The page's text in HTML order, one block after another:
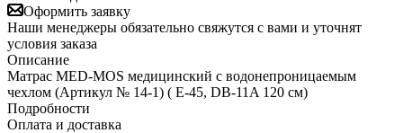
Оформить заявку
Наши менеджеры обязательно свяжутся с вами и уточнят
условия заказа
Описание
Матрас MED-MOS медицинский с водонепроницаемым
чехлом (Артикул № 14-1) ( E-45, DB-11A 120 см)
Подробности
Оплата и доставка